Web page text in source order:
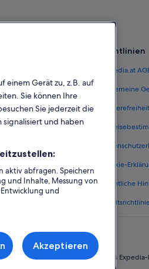
Richtlinien
Expedia.at
Allgemeine
Barrierefreiheit
Cookie-
Rechtliche
vorbehalten. Expedia und das
einem Gerät zu, z.B. auf
Sie können Ihre
Sie jederzeit die
signalisiert und haben
aktiv abfragen. Speichern
und Inhalte, Messung von
und
Akzeptieren